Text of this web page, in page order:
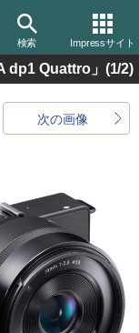
検索 Impressサイト
dp1 Quattro」 (1/2)
次の画像